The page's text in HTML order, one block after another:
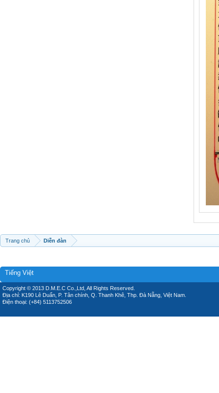
Trang chủ Diễn đàn
Tiếng Việt
Copyright © 2013 D.M.E.C Co.,Ltd, All Rights Reserved.
Địa chỉ: K190 Lê Duẩn, P. Tân chính, Q. Thanh Khê, Thp. Đà Nẵng, Việt Nam.
Điện thoại: (+84) 5113752506